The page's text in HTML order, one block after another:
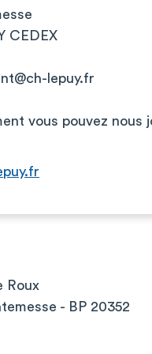
CEDEX
lepuy.fr
vous pouvez nous
Roux
- BP 20352